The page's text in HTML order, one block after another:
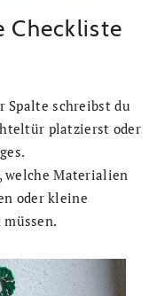
Checkliste
Spalte schreibst du
platzierst oder
Materialien
oder kleine